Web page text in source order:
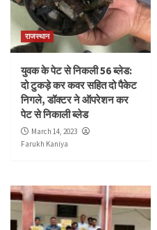
राजस्थान
युवक के पेट से निकली 56 ब्लेड:
दो टुकड़े कर कवर सहित दो पैकेट
निगले, डॉक्टर ने ऑपरेशन कर
पेट से निकाली ब्लेड
March 14, 2023
Farukh Kaniya